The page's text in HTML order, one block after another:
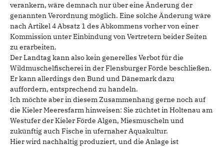
verankern, wäre demnach nur über eine Änderung der
genannten Verordnung möglich. Eine solche Änderung wäre
nach Artikel 4 Absatz 1 des Abkommens vorher von einer
Kommission unter Einbindung von Vertretern beider Seiten
zu erarbeiten.
Der Landtag kann also kein generelles Verbot für die
Wildmuschelfischerei in der Flensburger Förde beschließen.
Er kann allerdings den Bund und Dänemark dazu
auffordern, entsprechend zu handeln.
Ich möchte aber in diesem Zusammenhang gerne noch auf
die Kieler Meeresfarm hinweisen: Sie züchtet in Holtenau am
Westufer der Kieler Förde Algen, Miesmuscheln und
zukünftig auch Fische in ufernaher Aquakultur.
Hier wird nachhaltig produziert, und die Anlage ist